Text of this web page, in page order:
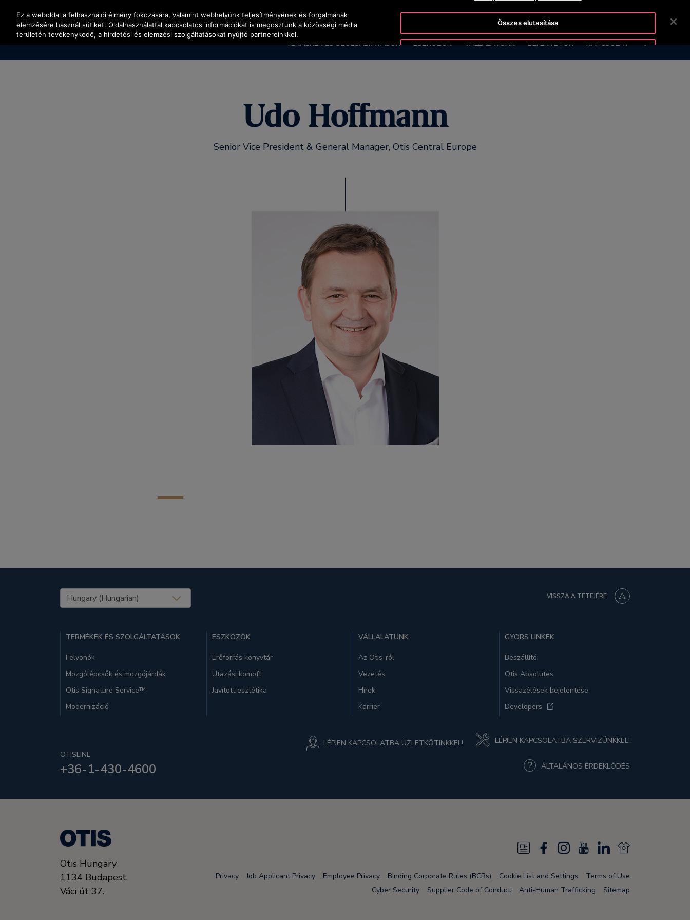
Nyomja le az Enter billentyűt a fő tartalomra ugráshoz
OTISLINE +36-1-430-4600
TERMÉKEK ÉS SZOLGÁLTATÁSOK ESZKÖZÖK VÁLLALATUNK BEFEKTETŐK KAPCSOLAT KERESÉS
Udo Hoffmann
Senior Vice President & General Manager, Otis Central Europe
United States (EN) VISSZA A TETEJÉRE
TERMÉKEK ÉS SZOLGÁLTATÁSOK
Felvonók
Mozgólépcsők és mozgójárdák
Otis Signature Service™
Modernizáció
ESZKÖZÖK
Erőforrás könyvtár
Utazási komoft
Javított esztétika
VÁLLALATUNK
Az Otis-ról
Vezetés
Hírek
Karrier
GYORS LINKEK
Beszállítói
Otis Absolutes
Vissazélések bejelentése
Developers
OTISLINE
+36-1-430-4600
LÉPJEN KAPCSOLATBA ÜZLETKŐTINKKEL! LÉPJEN KAPCSOLATBA SZERVIZÜNKKEL!
ÁLTALÁNOS ÉRDEKLŐDÉS
Otis Hungary
1134 Budapest,
Váci út 37.
N
w
c
I
s
u
L
n
N
Privacy Job Applicant Privacy Employee Privacy Binding Corporate Rules (BCRs) Cookie List and Settings
Terms of Use
Cyber Security
Supplier Code of Conduct Anti-Human Trafficking Sitemap
Ez a weboldal a felhasználói élmény fokozására, valamint webhelyünk teljesítményének és forgalmának
elemzésére használ sütiket. Oldalhasználattal kapcsolatos információkat is megosztunk a közösségi média
területén tevékenykedő, a hirdetési és elemzési szolgáltatásokat nyújtó partnereinkkel.
Összes elutasítása